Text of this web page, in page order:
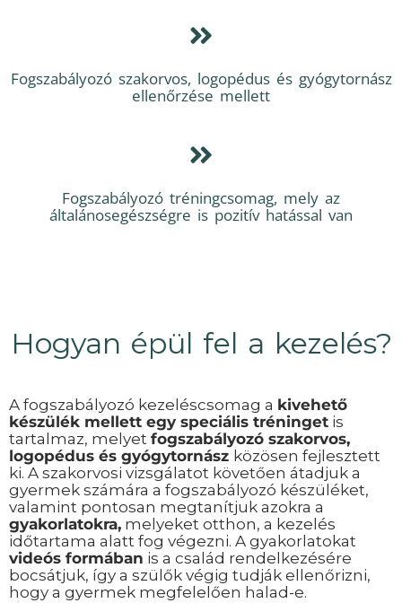
Fogszabályozó szakorvos, logopédus és gyógytornász
ellenőrzése mellett
Fogszabályozó tréningcsomag, mely az
általánosegészségre is pozitív hatással van
Hogyan épül fel a kezelés?
A fogszabályozó kezeléscsomag a kivehető
készülék mellett egy speciális tréninget is
tartalmaz, melyet fogszabályozó szakorvos,
logopédus és gyógytornász közösen fejlesztett
ki. A szakorvosi vizsgálatot követően átadjuk a
gyermek számára a fogszabályozó készüléket,
valamint pontosan megtanítjuk azokra a
gyakorlatokra, melyeket otthon, a kezelés
időtartama alatt fog végezni. A gyakorlatokat
videós formában is a család rendelkezésére
bocsátjuk, így a szülők végig tudják ellenőrizni,
hogy a gyermek megfelelően halad-e.